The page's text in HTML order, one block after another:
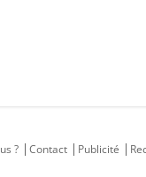
?
Contact Publicité